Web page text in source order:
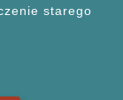
starego